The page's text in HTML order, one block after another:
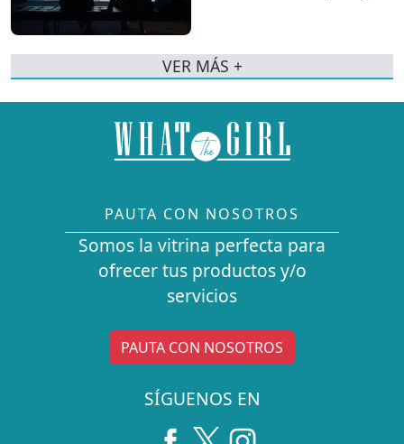
VER MÁS +
PAUTA CON NOSOTROS
Somos la vitrina perfecta para
ofrecer tus productos y/o
servicios
PAUTA CON NOSOTROS
SÍGUENOS EN